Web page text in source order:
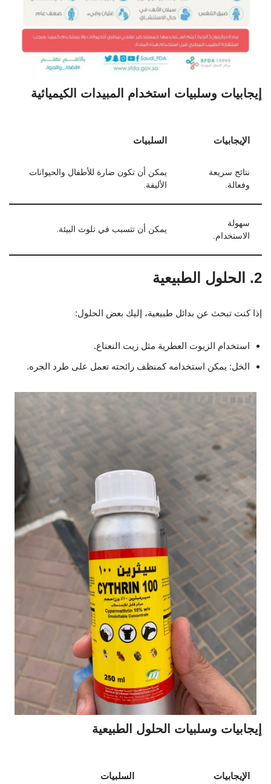
إيجابيات وسلبيات استخدام المبيدات الكيميائية
الإيجابيات السلبيات
نتائج سريعة
وفعالة.
يمكن أن تكون ضارة للأطفال والحيوانات
الأليفة.
سهولة
الاستخدام.
يمكن أن تتسبب في تلوث البيئة.
2. الحلول الطبيعية
إذا كنت تبحث عن بدائل طبيعية، إليك بعض الحلول:
استخدام الزيوت العطرية مثل زيت النعناع.
الخل: يمكن استخدامه كمنظف رائحته تعمل على طرد الجره.
إيجابيات وسلبيات الحلول الطبيعية
الإيجابيات السلبيات